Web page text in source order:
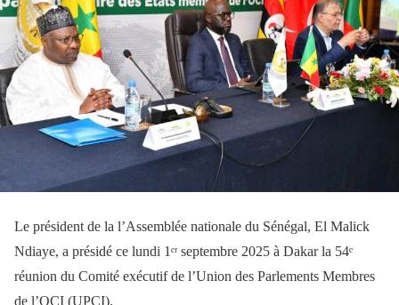
Le président de la l’Assemblée nationale du Sénégal, El Malick
Ndiaye, a présidé ce lundi 1ᵉʳ septembre 2025 à Dakar la 54ᵉ
réunion du Comité exécutif de l’Union des Parlements Membres
de l’OCI (UPCI).